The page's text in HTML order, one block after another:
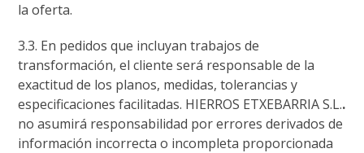
la oferta.
3.3. En pedidos que incluyan trabajos de
transformación, el cliente será responsable de la
exactitud de los planos, medidas, tolerancias y
especificaciones facilitadas. HIERROS ETXEBARRIA S.L..
no asumirá responsabilidad por errores derivados de
información incorrecta o incompleta proporcionada